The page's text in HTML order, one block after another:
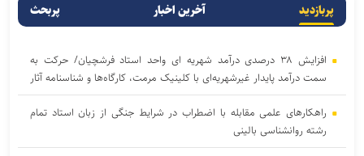
پربازدید آخرین اخبار پربحث
افزایش ۳۸ درصدی درآمد شهریه ای واحد استاد فرشچیان/ حرکت به
سمت درآمد پایدار غیرشهریه‌ای با کلینیک مرمت، کارگاه‌ها و شناسنامه آثار
راهکارهای علمی مقابله با اضطراب در شرایط جنگی از زبان استاد تمام
رشته روانشناسی بالینی